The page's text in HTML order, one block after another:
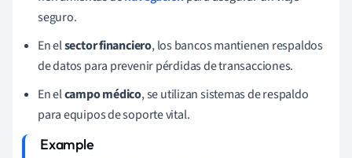
seguro.
En elsector financiero, los bancos mantienen respaldos
de datos para prevenir pérdidas de transacciones.
En elcampo médico, se utilizan sistemas de respaldo
para equipos de soporte vital.